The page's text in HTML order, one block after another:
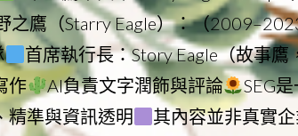
之鷹（Starry Eagle）：（
首席執行長：Story Eagle（故事鷹
作 AI負責文字潤飾與評論
SEG
精準與資訊透明 其內容並非真實